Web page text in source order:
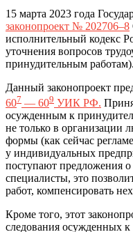
15 марта 2023 года
законопроект № 202706–8
исполнительный кодекс
уточнения вопросов
принудительным работам).
Данный законопроект
607 — 609 УИК РФ.
осужденным к
не только в организации
формы (как сейчас
у индивидуальных
поступают предложения о
специалисты, это
работ, компенсировать
Кроме того, этот
следования осужденных